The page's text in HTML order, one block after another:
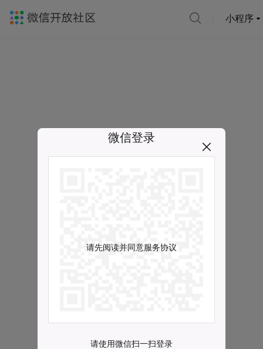
小程序
微信登录
请先阅读并同意服务协议
请使用微信扫一扫登录